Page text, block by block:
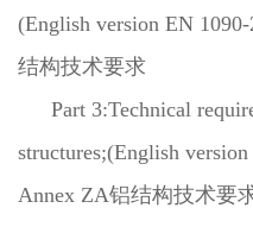
(English version EN
结构技术要求
Part 3:Technical
structures;(English
Annex ZA铝结构技术要